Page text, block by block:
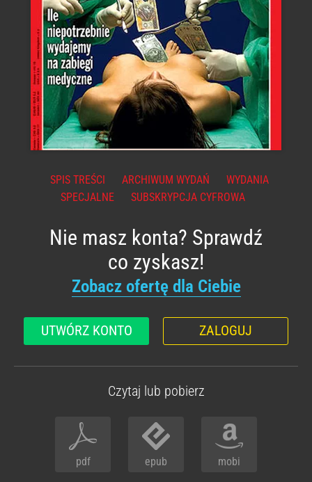
SPIS TREŚCI ARCHIWUM WYDAŃ
WYDANIA
SPECJALNE
SUBSKRYPCJA CYFROWA
Nie masz konta? Sprawdź
co zyskasz!
Zobacz ofertę dla Ciebie
UTWÓRZ KONTO ZALOGUJ
Czytaj lub pobierz
pdf epub mobi